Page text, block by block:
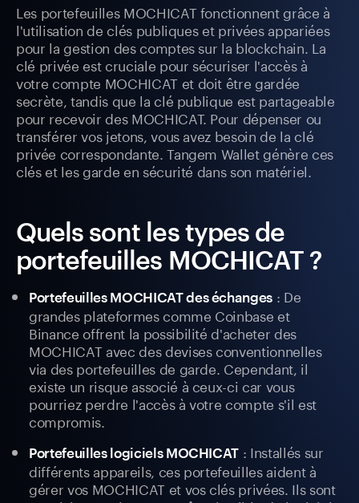
Les portefeuilles MOCHICAT fonctionnent grâce à
l'utilisation de clés publiques et privées appariées
pour la gestion des comptes sur la blockchain. La
clé privée est cruciale pour sécuriser l'accès à
votre compte MOCHICAT et doit être gardée
secrète, tandis que la clé publique est partageable
pour recevoir des MOCHICAT. Pour dépenser ou
transférer vos jetons, vous avez besoin de la clé
privée correspondante. Tangem Wallet génère ces
clés et les garde en sécurité dans son matériel.
Quels sont les types de
portefeuilles MOCHICAT ?
Portefeuilles MOCHICAT des échanges : De
grandes plateformes comme Coinbase et
Binance offrent la possibilité d'acheter des
MOCHICAT avec des devises conventionnelles
via des portefeuilles de garde. Cependant, il
existe un risque associé à ceux-ci car vous
pourriez perdre l'accès à votre compte s'il est
compromis.
Portefeuilles logiciels MOCHICAT : Installés sur
différents appareils, ces portefeuilles aident à
gérer vos MOCHICAT et vos clés privées. Ils sont